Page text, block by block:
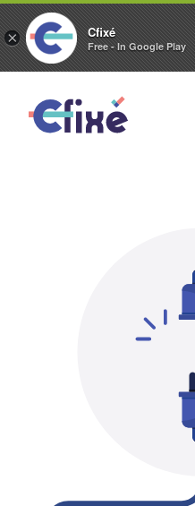
× Cfixé
Free - In Google Play